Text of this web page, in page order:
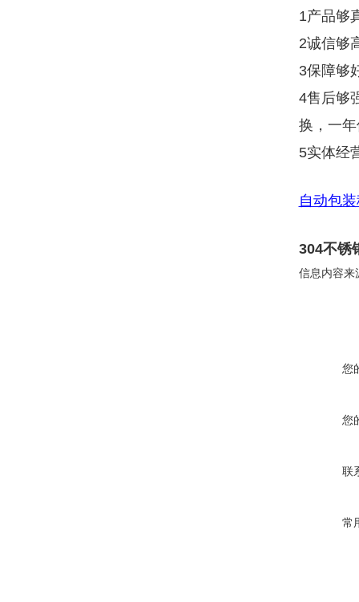
1产品够
2诚信够
3保障够
4售后够
换，一
5实体经
自动包
304不锈
信息内容来
您
您
联
常